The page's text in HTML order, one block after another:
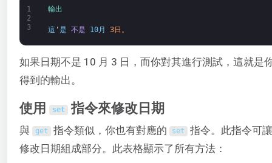
1
2
3
輸出
這 ' 是 不是 10月 3日。
如果日期不是 10 月 3 日，而你對其進行測試，這就是
得到的輸出。
使用 set 指令來修改日期
與 get 指令類似，你也有對應的 set
指令。此指令可
修改日期組成部分。此表格顯示了所有方法：